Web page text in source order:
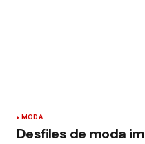
MODA
Desfiles de moda